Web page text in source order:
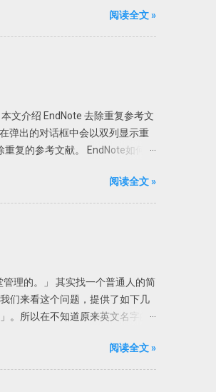
导入的文件夹，然后确定即可。
不能自动导入完整的资料，有
添加附件为最佳。 PDF自动重
添加的附件，PDF文
和字母的组合。在Endnote存档
设定的规则自动重命名新添加的
喜好选择重命名方式，如上
Renaming Options功能之后导入
阅读全文 »
文介绍 EndNote 去除重复参考文
弹出的对话框中会以双列显示重
复的参考文献。 EndNote如何判
」「Year」「Title」即可。 自动
选择「Atuomatically discard
参考文献丢弃。
阅读全文 »
理的。」 其实找一个普通人的简
们来看这个问题，提供了如下几
。所以在不知道原来英文名字的
娘，度娘这辈子可能都找不到。
里输入关键词「美国教育家埃
Evertson,C」，有一本著作叫
阅读全文 »